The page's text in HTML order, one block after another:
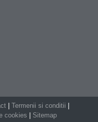
Termenii si conditii
cookies Sitemap